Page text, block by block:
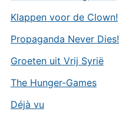
Klappen voor de Clown!
Propaganda Never Dies!
Groeten uit Vrij Syrië
The Hunger-Games
Déjà vu